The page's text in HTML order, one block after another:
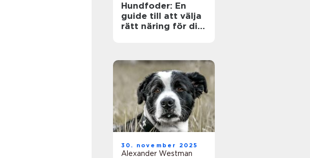
Hundfoder: En
guide till att välja
rätt näring för din
30. november 2025
Alexander Westman